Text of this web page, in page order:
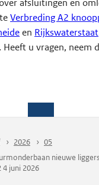
afsluitingen en
Verbreding A2
en Rijkswaterstaat
. Heeft u vragen, neem
2026
05
nieuwe
4 juni 2026